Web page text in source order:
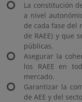
La constitución
a nivel
de cada fase del
de RAEE) y que
públicas.
Asegurar la
los RAEE en
mercado.
Garantizar la
de AEE y del